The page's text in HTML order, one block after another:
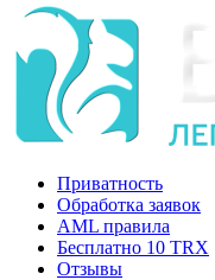
Приватность
Обработка заявок
AML правила
Бесплатно 10 TRX
Отзывы